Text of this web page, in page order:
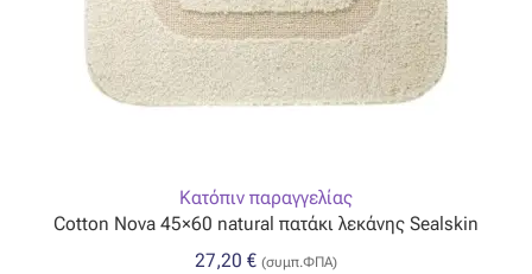
Δαντέλα
Ζακάρ
Κατόπιν παραγγελίας
Cotton Nova 45×60 natural πατάκι λεκάνης Sealskin
27,20 € (συμπ.ΦΠΑ)